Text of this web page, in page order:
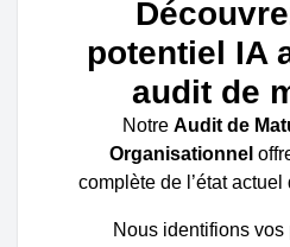
potentiel IA
audit de
Notre Audit de
Organisationnel
complète de l’état
Nous identifions vos